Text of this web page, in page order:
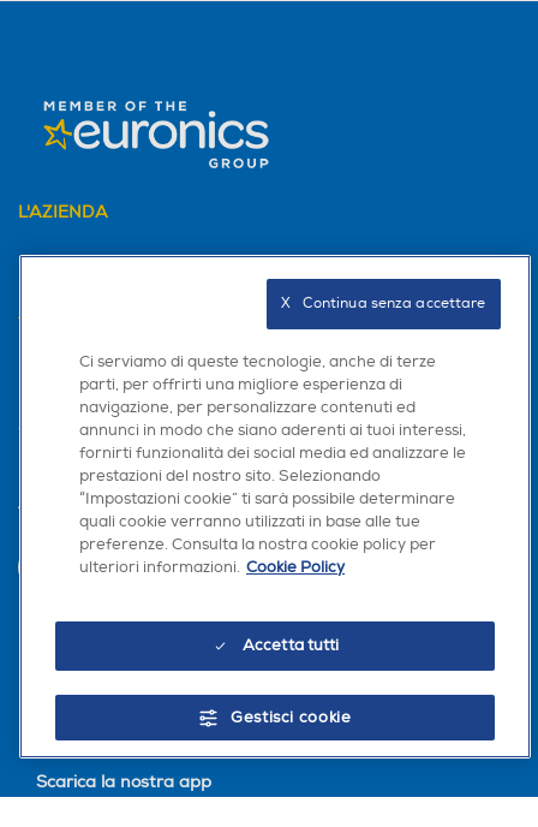
L'AZIENDA
PER I TUOI ACQUISTI
AREA CLIENTI
PRIVACY
Trova negozio
Scarica la nostra app
Ci serviamo di queste tecnologie, anche di terze
parti, per offrirti una migliore esperienza di
navigazione, per personalizzare contenuti ed
annunci in modo che siano aderenti ai tuoi interessi,
fornirti funzionalità dei social media ed analizzare le
prestazioni del nostro sito. Selezionando
“Impostazioni cookie” ti sarà possibile determinare
quali cookie verranno utilizzati in base alle tue
preferenze. Consulta la nostra cookie policy per
ulteriori informazioni. Cookie Policy
Accetta tutti
Gestisci cookie
X   Continua senza accettare